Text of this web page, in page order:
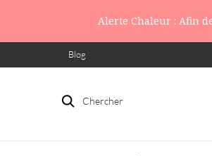
Alerte Chaleur : Afin
Blog
Chercher